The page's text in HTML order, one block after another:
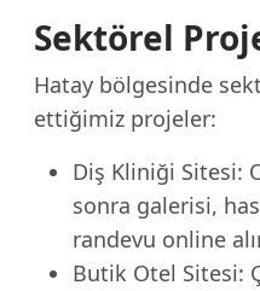
Sektörel
Hatay bölgesinde
ettiğimiz projeler:
Diş Kliniği Sitesi:
sonra galerisi,
randevu online
Butik Otel Sitesi: